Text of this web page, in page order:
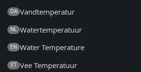
DA Vandtemperatur
NL Watertemperatuur
EN Water Temperature
ET Vee Temperatuur